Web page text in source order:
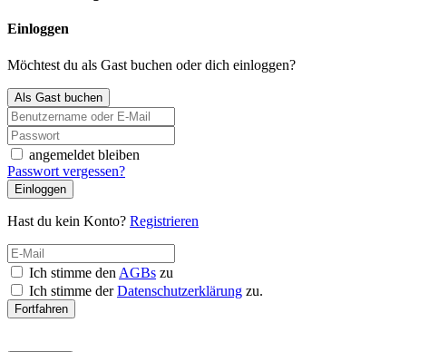
Einloggen
Möchtest du als Gast buchen oder dich einloggen?
Als Gast buchen
angemeldet bleiben
Passwort vergessen?
Einloggen
Hast du kein Konto? Registrieren
Ich stimme den AGBs zu
Ich stimme derDatenschutzerklärung zu.
Fortfahren